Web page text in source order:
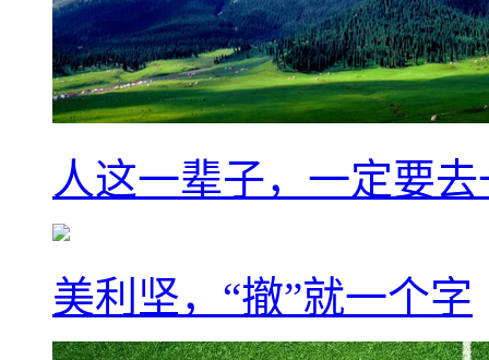
人这一辈子，一定要
美利坚，“撤”就一个字